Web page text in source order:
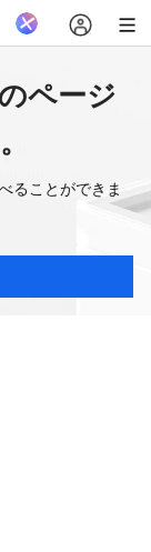
ページ
ることができま